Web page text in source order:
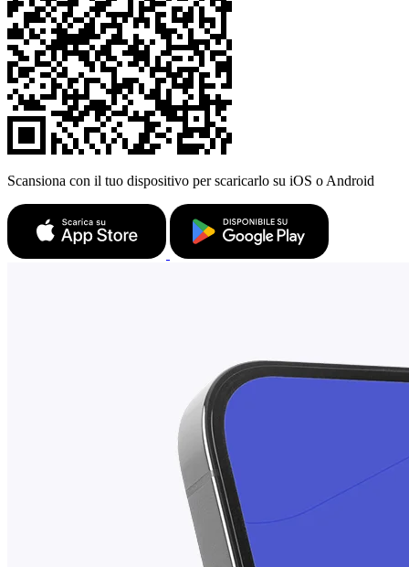
Scansiona con il tuo dispositivo per scaricarlo su iOS o Android